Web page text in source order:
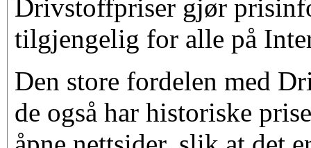
Drivstoffpriser gjør
tilgjengelig for alle på
Den store fordelen med
de også har historiske